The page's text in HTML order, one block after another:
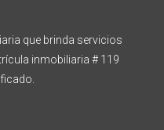
que brinda servicios
inmobiliaria # 119